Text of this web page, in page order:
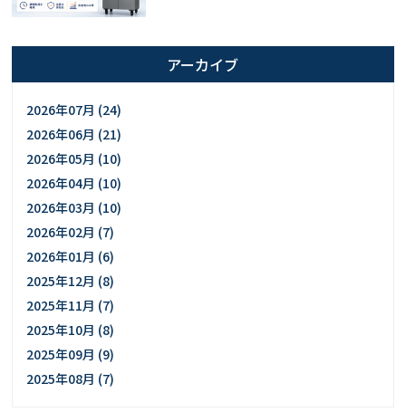
アーカイブ
2026年07月 (24)
2026年06月 (21)
2026年05月 (10)
2026年04月 (10)
2026年03月 (10)
2026年02月 (7)
2026年01月 (6)
2025年12月 (8)
2025年11月 (7)
2025年10月 (8)
2025年09月 (9)
2025年08月 (7)